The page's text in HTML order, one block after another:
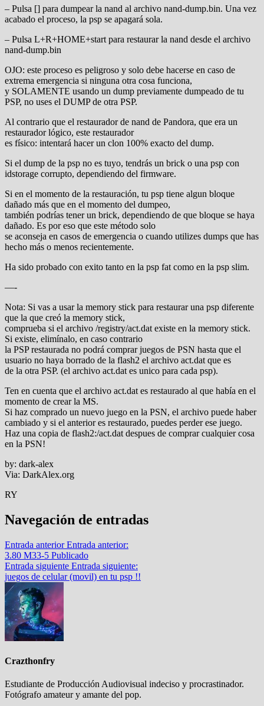
– Pulsa [] para dumpear la nand al archivo nand-dump.bin. Una vez
acabado el proceso, la psp se apagará sola.
– Pulsa L+R+HOME+start para restaurar la nand desde el archivo
nand-dump.bin
OJO: este proceso es peligroso y solo debe hacerse en caso de
extrema emergencia si ninguna otra cosa funciona,
y SOLAMENTE usando un dump previamente dumpeado de tu
PSP, no uses el DUMP de otra PSP.
Al contrario que el restaurador de nand de Pandora, que era un
restaurador lógico, este restaurador
es físico: intentará hacer un clon 100% exacto del dump.
Si el dump de la psp no es tuyo, tendrás un brick o una psp con
idstorage corrupto, dependiendo del firmware.
Si en el momento de la restauración, tu psp tiene algun bloque
dañado más que en el momento del dumpeo,
también podrías tener un brick, dependiendo de que bloque se haya
dañado. Es por eso que este método solo
se aconseja en casos de emergencia o cuando utilizes dumps que has
hecho más o menos recientemente.
Ha sido probado con exito tanto en la psp fat como en la psp slim.
—-
Nota: Si vas a usar la memory stick para restaurar una psp diferente
que la que creó la memory stick,
comprueba si el archivo /registry/act.dat existe en la memory stick.
Si existe, elimínalo, en caso contrario
la PSP restaurada no podrá comprar juegos de PSN hasta que el
usuario no haya borrado de la flash2 el archivo act.dat que es
de la otra PSP. (el archivo act.dat es unico para cada psp).
Ten en cuenta que el archivo act.dat es restaurado al que había en el
momento de crear la MS.
Si haz comprado un nuevo juego en la PSN, el archivo puede haber
cambiado y si el anterior es restaurado, puedes perder ese juego.
Haz una copia de flash2:/act.dat despues de comprar cualquier cosa
en la PSN!
by: dark-alex
Via: DarkAlex.org
RY
Navegación de entradas
Entrada anterior Entrada anterior:
3.80 M33-5 Publicado
Entrada siguiente Entrada siguiente:
juegos de celular (movil) en tu psp !!
Crazthonfry
Estudiante de Producción Audiovisual indeciso y procrastinador.
Fotógrafo amateur y amante del pop.